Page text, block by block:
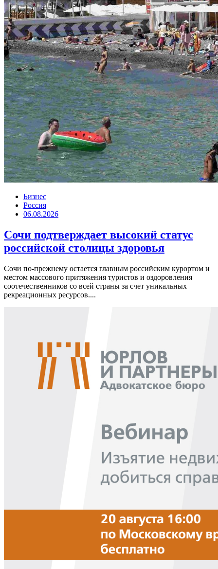
Бизнес
Россия
06.08.2026
Сочи подтверждает высокий статус
российской столицы здоровья
Сочи по-прежнему остается главным российским курортом и
местом массового притяжения туристов и оздоровления
соотечественников со всей страны за счет уникальных
рекреационных ресурсов....